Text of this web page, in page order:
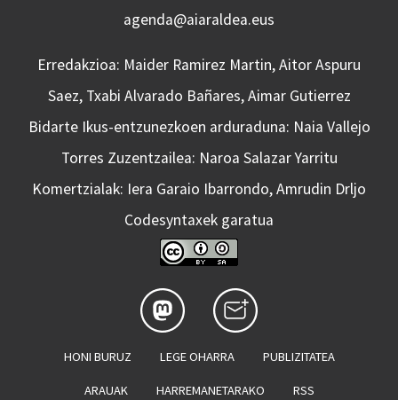
agenda@aiaraldea.eus
Erredakzioa: Maider Ramirez Martin, Aitor Aspuru
Saez, Txabi Alvarado Bañares, Aimar Gutierrez
Bidarte Ikus-entzunezkoen arduraduna: Naia Vallejo
Torres Zuzentzailea: Naroa Salazar Yarritu
Komertzialak: Iera Garaio Ibarrondo, Amrudin Drljo
Codesyntaxek garatua
HONI BURUZ LEGE OHARRA PUBLIZITATEA
ARAUAK HARREMANETARAKO RSS